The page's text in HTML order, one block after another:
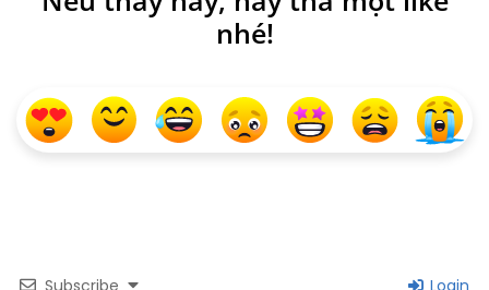
nhé!
Subscribe Login